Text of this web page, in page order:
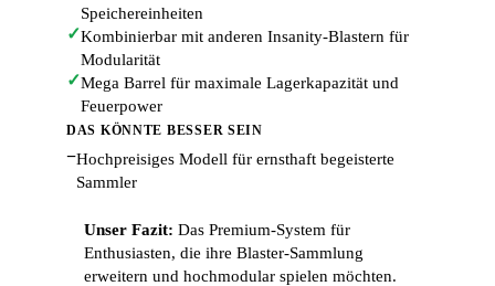
Speichereinheiten
✓Kombinierbar mit anderen Insanity-Blastern für
Modularität
✓Mega Barrel für maximale Lagerkapazität und
Feuerpower
DAS KÖNNTE BESSER SEIN
−Hochpreisiges Modell für ernsthaft begeisterte
Sammler
Unser Fazit: Das Premium-System für
Enthusiasten, die ihre Blaster-Sammlung
erweitern und hochmodular spielen möchten.